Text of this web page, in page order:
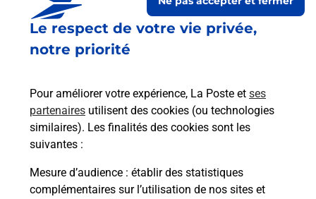
Le respect de votre vie privée,
notre priorité
Pour améliorer votre expérience, La Poste et ses
partenaires utilisent des cookies (ou technologies
similaires). Les finalités des cookies sont les
suivantes :
Mesure d’audience : établir des statistiques
complémentaires sur l’utilisation de nos sites et
Prochaine collecte du courrierlundià 09h00
Le lien s'ouvre dans un nouvel onglet